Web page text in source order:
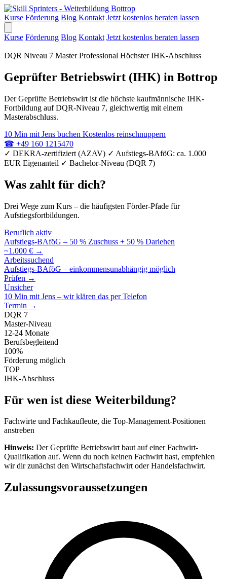
Kurse Förderung Blog Kontakt Jetzt kostenlos beraten lassen
Kurse Förderung Blog Kontakt Jetzt kostenlos beraten lassen
DQR Niveau 7 Master Professional Höchster IHK-Abschluss
Geprüfter Betriebswirt (IHK) in Bottrop
Der Geprüfte Betriebswirt ist die höchste kaufmännische IHK-
Fortbildung auf DQR-Niveau 7, gleichwertig mit einem
Masterabschluss.
10 Min mit Jens buchen Kostenlos reinschnuppern
☎ +49 160 1215470
✓ DEKRA-zertifiziert (AZAV) ✓ Aufstiegs-BAföG: ca. 1.000
EUR Eigenanteil ✓ Bachelor-Niveau (DQR 7)
Was zahlt für dich?
Drei Wege zum Kurs – die häufigsten Förder-Pfade für
Aufstiegsfortbildungen.
Beruflich aktiv
Aufstiegs-BAföG – 50 % Zuschuss + 50 % Darlehen
~1.000 € →
Arbeitssuchend
Aufstiegs-BAföG – einkommensunabhängig möglich
Prüfen →
Unsicher
10 Min mit Jens – wir klären das per Telefon
Termin →
DQR 7
Master-Niveau
12-24 Monate
Berufsbegleitend
100%
Förderung möglich
TOP
IHK-Abschluss
Für wen ist diese Weiterbildung?
Fachwirte und Fachkaufleute, die Top-Management-Positionen
anstreben
Hinweis: Der Geprüfte Betriebswirt baut auf einer Fachwirt-
Qualifikation auf. Wenn du noch keinen Fachwirt hast, empfehlen
wir dir zunächst den Wirtschaftsfachwirt oder Handelsfachwirt.
Zulassungsvoraussetzungen